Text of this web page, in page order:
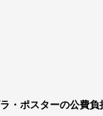
・ポスターの公費